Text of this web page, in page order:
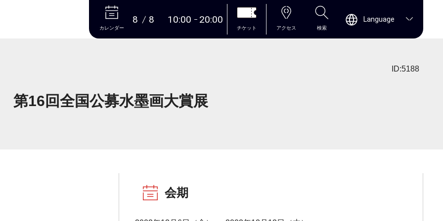
本文へ
カレンダー
8 8 10:00 20:00
チケット アクセス 検索
Language
ID:5188
第16回全国公募水墨画大賞展
会期